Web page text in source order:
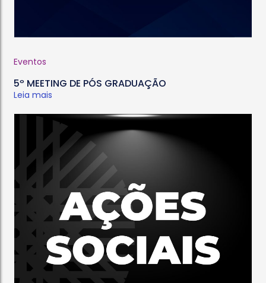
Eventos
5º MEETING DE PÓS GRADUAÇÃO
Leia mais